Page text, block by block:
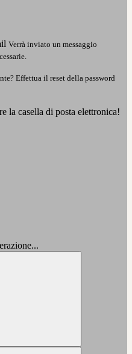
Verrà inviato un messaggio
Effettua il reset della password
la casella di posta elettronica!